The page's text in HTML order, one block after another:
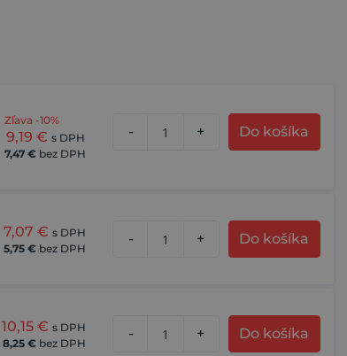
Zľava -10%
9,19 € s DPH
7,47 € bez DPH
- + Do košíka
7,07 € s DPH
5,75 € bez DPH
- + Do košíka
10,15 € s DPH
8,25 € bez DPH
- + Do košíka